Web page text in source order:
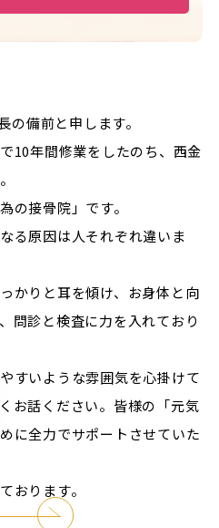
備前と申します。
10年間修業をしたのち、西金
の接骨院」です。
る原因は人それぞれ違いま
かりと耳を傾け、お身体と向
問診と検査に力を入れており
すいような雰囲気を心掛けて
お話ください。皆様の「元気
に全力でサポートさせていた
おります。